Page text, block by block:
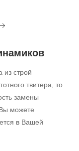
из строй
твитера, то
замены
можете
в Вашей